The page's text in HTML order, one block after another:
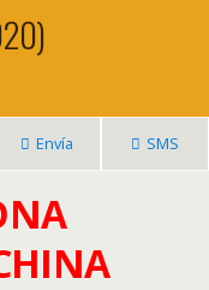
Envía SMS